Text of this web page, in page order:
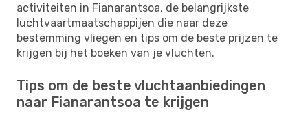
activiteiten in Fianarantsoa, de belangrijkste
luchtvaartmaatschappijen die naar deze
bestemming vliegen en tips om de beste prijzen te
krijgen bij het boeken van je vluchten.
Tips om de beste vluchtaanbiedingen
naar Fianarantsoa te krijgen